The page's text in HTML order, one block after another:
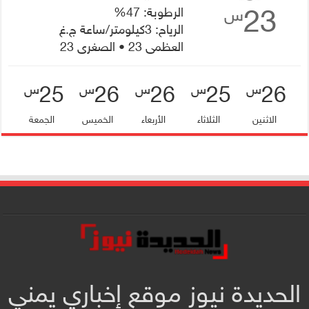
23س
الرطوبة: 47%
الرياح: 3كيلومتر/ساعة ج.غ
العظمى 23 • الصغرى 23
26س
الاثنين
25س
الثلاثاء
26س
الأربعاء
26س
الخميس
25س
الجمعة
الحديدة نيوز موقع إخباري يمني